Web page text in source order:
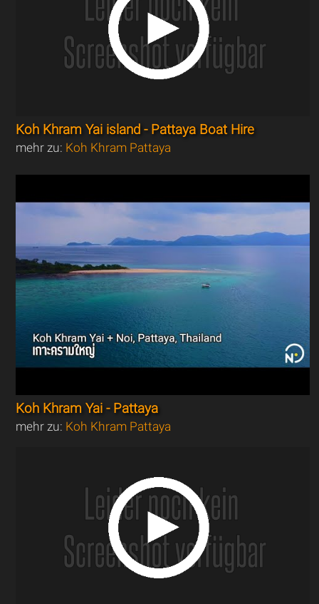
Koh Khram Yai island - Pattaya Boat Hire
mehr zu: Koh Khram Pattaya
Koh Khram Yai - Pattaya
mehr zu: Koh Khram Pattaya